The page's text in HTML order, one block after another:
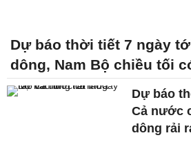
Dự báo thời tiết 7 ngày
dông, Nam Bộ chiều tối
Dự báo
Cả nước
dông rải